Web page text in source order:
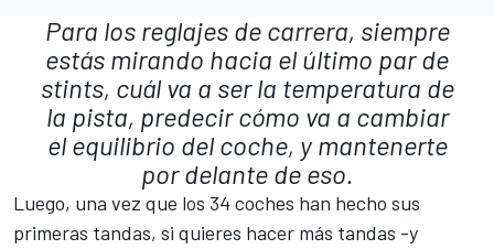
Para los reglajes de carrera, siempre
estás mirando hacia el último par de
stints, cuál va a ser la temperatura de
la pista, predecir cómo va a cambiar
el equilibrio del coche, y mantenerte
por delante de eso.
Luego, una vez que los 34 coches han hecho sus
primeras tandas, si quieres hacer más tandas -y